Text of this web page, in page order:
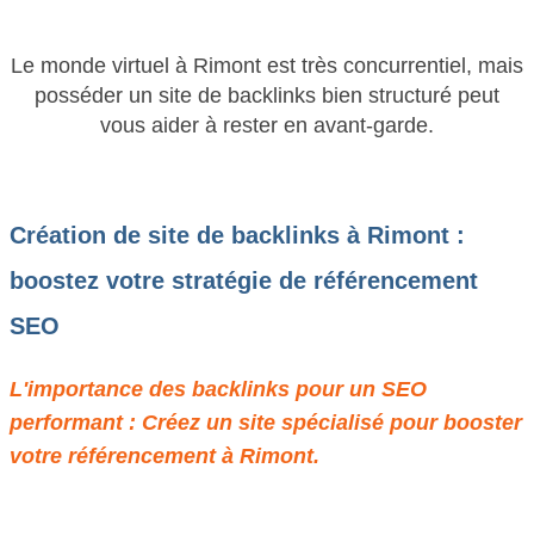
Le monde virtuel à Rimont est très concurrentiel, mais
posséder un site de backlinks bien structuré peut
vous aider à rester en avant-garde.
Création de site de backlinks à Rimont :
boostez votre stratégie de référencement
SEO
L'importance des backlinks pour un SEO
performant : Créez un site spécialisé pour booster
votre référencement à Rimont.